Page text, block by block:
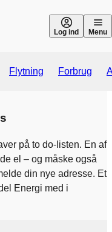
Log ind Menu
Flytning Forbrug
på to do-listen. En af
el – og måske også
din nye adresse. Et
Energi med i